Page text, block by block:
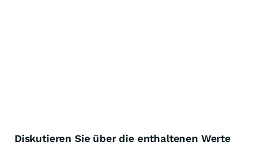
Diskutieren Sie über die enthaltenen Werte